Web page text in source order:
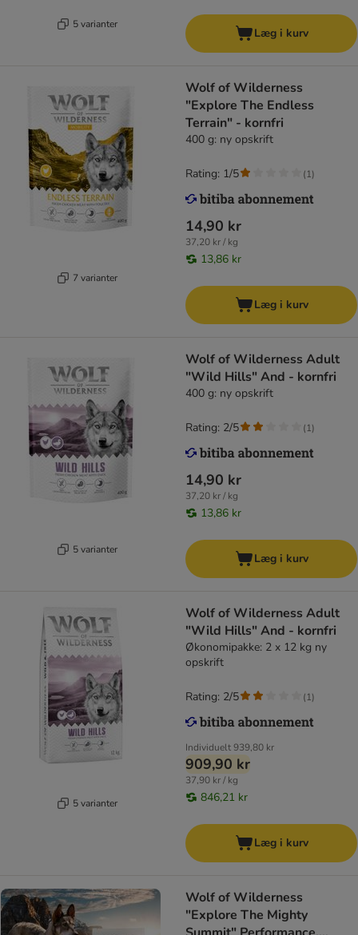
5 varianter
Læg i kurv
7 varianter
Wolf of Wilderness
"Explore The Endless
Terrain" - kornfri
400 g: ny opskrift
14,90 kr
37,20 kr / kg
13,86 kr
Rating: 1/5 (1)
Læg i kurv
5 varianter
Wolf of Wilderness Adult
"Wild Hills" And - kornfri
400 g: ny opskrift
14,90 kr
37,20 kr / kg
13,86 kr
Rating: 2/5 (1)
Læg i kurv
5 varianter
Wolf of Wilderness Adult
"Wild Hills" And - kornfri
Økonomipakke: 2 x 12 kg ny
opskrift
Individuelt939,80 kr
909,90 kr
37,90 kr / kg
846,21 kr
Rating: 2/5 (1)
Læg i kurv
Wolf of Wilderness
"Explore The Mighty